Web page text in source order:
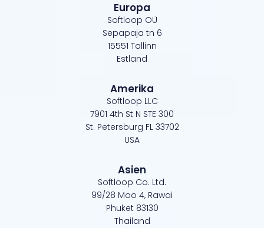
Europa
Softloop OÜ
Sepapaja tn 6
15551 Tallinn
Estland
Amerika
Softloop LLC
7901 4th St N STE 300
St. Petersburg FL 33702
USA
Asien
Softloop Co. Ltd.
99/28 Moo 4, Rawai
Phuket 83130
Thailand